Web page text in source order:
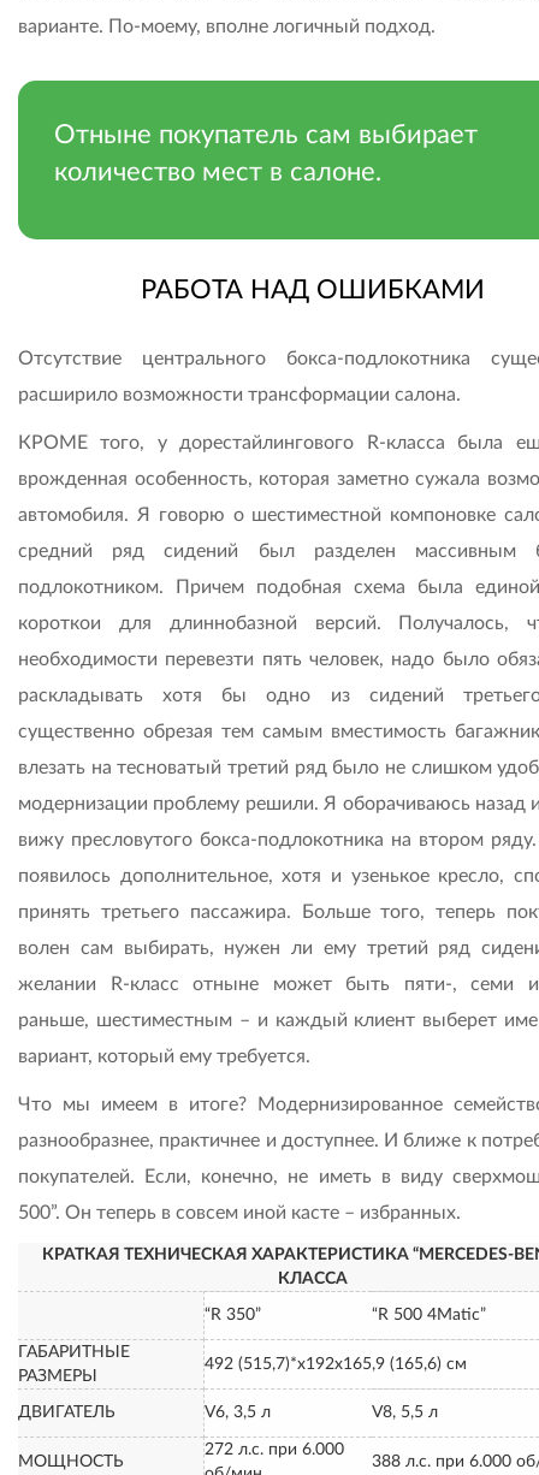
варианте. По-моему, вполне логичный подход.
Отныне покупатель сам выбирает
количество мест в салоне.
РАБОТА НАД ОШИБКАМИ
Отсутствие центрального бокса-подлокотника
расширило возможности трансформации салона.
КРОМЕ того, у дорестайлингового R-класса была
врожденная особенность, которая заметно сужала
автомобиля. Я говорю о шестиместной компоновке
средний ряд сидений был разделен массивным
подлокотником. Причем подобная схема была
короткои для длиннобазной версий. Получалось,
необходимости перевезти пять человек, надо было
раскладывать хотя бы одно из сидений
существенно обрезая тем самым вместимость
влезать на тесноватый третий ряд было не слишком
модернизации проблему решили. Я оборачиваюсь назад
вижу пресловутого бокса-подлокотника на втором
появилось дополнительное, хотя и узенькое кресло,
принять третьего пассажира. Больше того, теперь
волен сам выбирать, нужен ли ему третий ряд
желании R-класс отныне может быть пяти-, семи
раньше, шестиместным – и каждый клиент выберет
вариант, который ему требуется.
Что мы имеем в итоге? Модернизированное
разнообразнее, практичнее и доступнее. И ближе к
покупателей. Если, конечно, не иметь в виду
500”. Он теперь в совсем иной касте – избранных.
КРАТКАЯ ТЕХНИЧЕСКАЯ ХАРАКТЕРИСТИКА “MERCEDES-
КЛАССА
“R 350” “R 500 4Matic”
ГАБАРИТНЫЕ
РАЗМЕРЫ
492 (515,7)*х192х165,9 (165,6) см
ДВИГАТЕЛЬ V6, 3,5 л V8, 5,5 л
МОЩНОСТЬ
272 л.с. при 6.000
388 л.с. при 6.000